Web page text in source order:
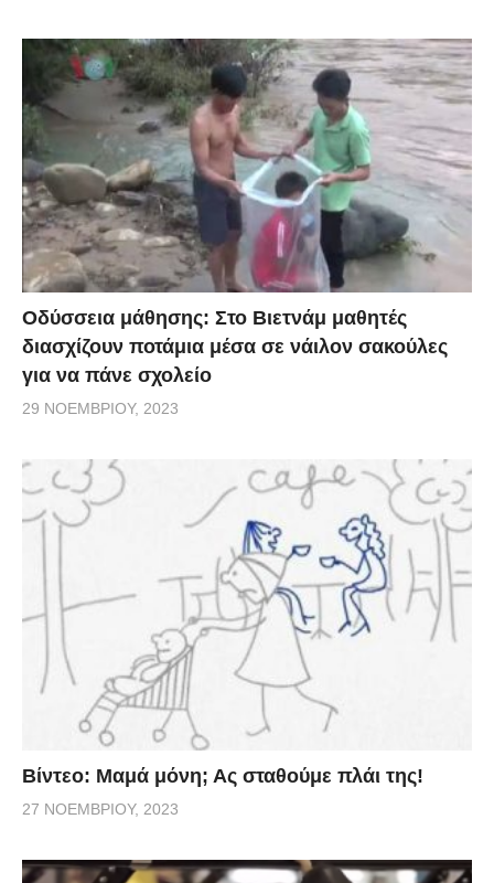
Οδύσσεια μάθησης: Στο Βιετνάμ μαθητές
διασχίζουν ποτάμια μέσα σε νάιλον σακούλες
για να πάνε σχολείο
29 ΝΟΕΜΒΡΊΟΥ, 2023
Βίντεο: Μαμά μόνη; Ας σταθούμε πλάι της!
27 ΝΟΕΜΒΡΊΟΥ, 2023